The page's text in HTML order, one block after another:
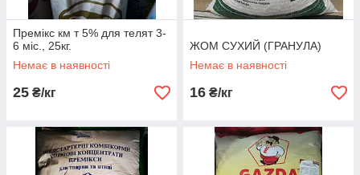
Премікс км т 5% для телят 3-
6 міс., 25кг.
Немає в наявності
25 ₴/кг
ЖОМ СУХИЙ (ГРАНУЛА)
Немає в наявності
16 ₴/кг